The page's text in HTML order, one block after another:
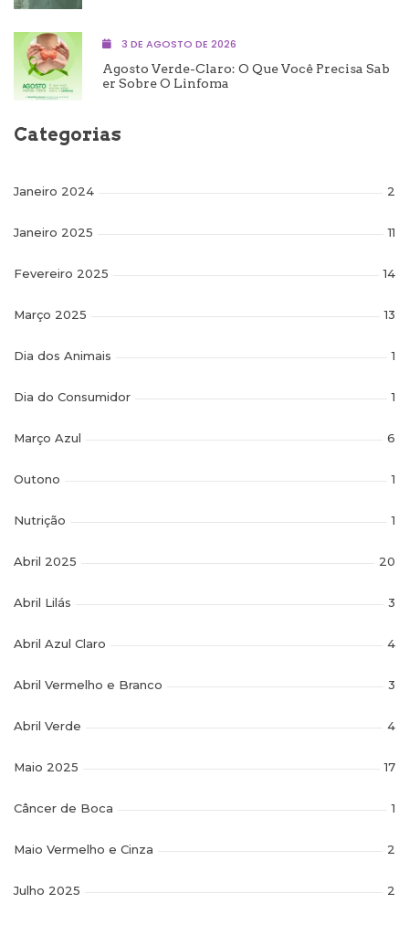
3 DE AGOSTO DE 2026
Agosto Verde-Claro: O Que Você Precisa Sab
Er Sobre O Linfoma
Categorias
Janeiro 2024 2
Janeiro 2025 11
Fevereiro 2025 14
Março 2025 13
Dia dos Animais 1
Dia do Consumidor 1
Março Azul 6
Outono 1
Nutrição 1
Abril 2025 20
Abril Lilás 3
Abril Azul Claro 4
Abril Vermelho e Branco 3
Abril Verde 4
Maio 2025 17
Câncer de Boca 1
Maio Vermelho e Cinza 2
Julho 2025 2